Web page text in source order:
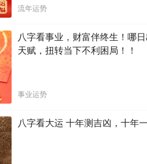
流年运势
八字看事业，财富伴终生！哪
天赋，扭转当下不利困局！！
事业运势
八字看大运 十年测吉凶，十年